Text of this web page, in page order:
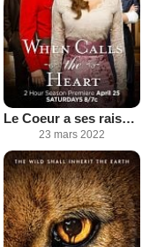
Le Coeur a ses raisons
23 mars 2022